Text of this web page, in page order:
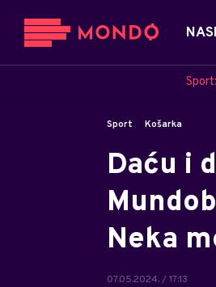
Sport:
Sport Košarka
Daću i
Neka
07.05.2024. / 17:13